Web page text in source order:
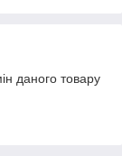
даного товару